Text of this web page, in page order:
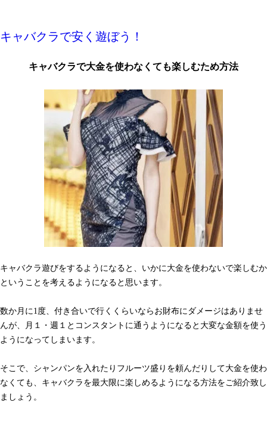
キャバクラで安く遊ぼう！
キャバクラで大金を使わなくても楽しむため方法
キャバクラ遊びをするようになると、いかに大金を使わないで楽しむか
ということを考えるようになると思います。
数か月に1度、付き合いで行くくらいならお財布にダメージはありませ
んが、月１・週１とコンスタントに通うようになると大変な金額を使う
ようになってしまいます。
そこで、シャンパンを入れたりフルーツ盛りを頼んだりして大金を使わ
なくても、キャバクラを最大限に楽しめるようになる方法をご紹介致し
ましょう。